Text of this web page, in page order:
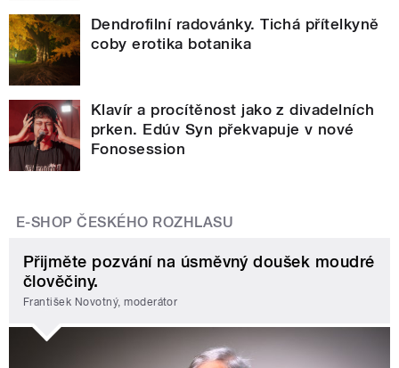
Dendrofilní radovánky. Tichá přítelkyně
coby erotika botanika
Klavír a procítěnost jako z divadelních
prken. Edúv Syn překvapuje v nové
Fonosession
E-SHOP ČESKÉHO ROZHLASU
Přijměte pozvání na úsměvný doušek moudré
člověčiny.
František Novotný, moderátor